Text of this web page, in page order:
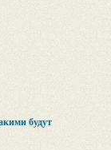
будут